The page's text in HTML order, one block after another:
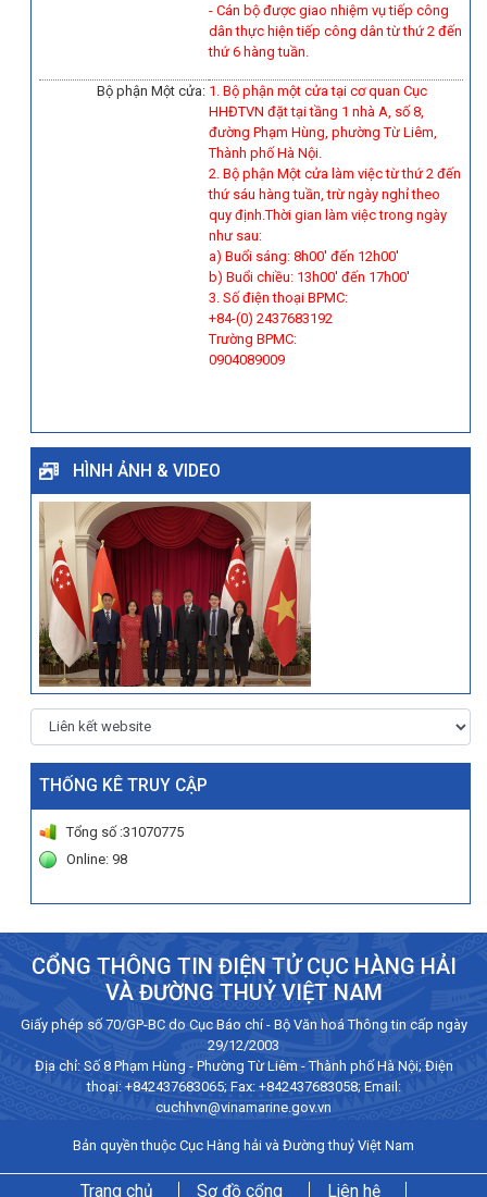
- Cán bộ được giao nhiệm vụ tiếp công
dân thực hiện tiếp công dân từ thứ 2 đến
thứ 6 hàng tuần.
Bộ phận Một cửa: 1. Bộ phận một cửa tại cơ quan Cục
HHĐTVN đặt tại tầng 1 nhà A, số 8,
đường Phạm Hùng, phường Từ Liêm,
Thành phố Hà Nội.
2. Bộ phận Một cửa làm việc từ thứ 2 đến
thứ sáu hàng tuần, trừ ngày nghỉ theo
quy định.Thời gian làm việc trong ngày
như sau:
a) Buổi sáng: 8h00' đến 12h00'
b) Buổi chiều: 13h00' đến 17h00'
3. Số điện thoại BPMC:
+84-(0) 2437683192
Trường BPMC:
0904089009
HÌNH ẢNH & VIDEO
THỐNG KÊ TRUY CẬP
Tổng số :31070775
Online: 98
CỔNG THÔNG TIN ĐIỆN TỬ CỤC HÀNG HẢI
VÀ ĐƯỜNG THUỶ VIỆT NAM
Giấy phép số 70/GP-BC do Cục Báo chí - Bộ Văn hoá Thông tin cấp ngày
29/12/2003
Địa chỉ: Số 8 Phạm Hùng - Phường Từ Liêm - Thành phố Hà Nội; Điện
thoại: +842437683065; Fax: +842437683058; Email:
cuchhvn@vinamarine.gov.vn
Bản quyền thuộc Cục Hàng hải và Đường thuỷ Việt Nam
Trang chủ Sơ đồ cổng Liên hệ